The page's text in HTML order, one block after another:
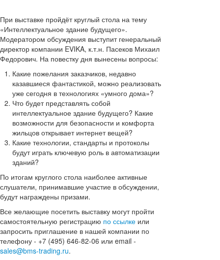
При выставке пройдёт круглый стола на тему
«Интеллектуальное здание будущего».
Модератором обсуждения выступит генеральный
директор компании EVIKA, к.т.н. Пасеков Михаил
Федорович. На повестку дня вынесены вопросы:
Какие пожелания заказчиков, недавно
казавшиеся фантастикой, можно реализовать
уже сегодня в технологиях «умного дома»?
Что будет представлять собой
интеллектуальное здание будущего? Какие
возможности для безопасности и комфорта
жильцов открывает интернет вещей?
Какие технологии, стандарты и протоколы
будут играть ключевую роль в автоматизации
зданий?
По итогам круглого стола наиболее активные
слушатели, принимавшие участие в обсуждении,
будут награждены призами.
Все желающие посетить выставку могут пройти
самостоятельную регистрацию по ссылке или
запросить приглашение в нашей компании по
телефону - +7 (495) 646-82-06 или email -
sales@bms-trading.ru.